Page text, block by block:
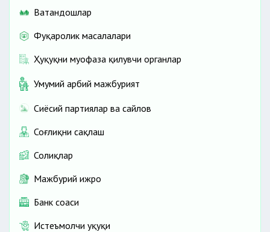
Ватандошлар
Фуқаролик масалалари
Ҳуқуқни муҳофаза қилувчи органлар
Умумий ҳарбий мажбурият
Сиёсий партиялар ва сайлов
Соғлиқни сақлаш
Солиқлар
Мажбурий ижро
Банк соҳаси
Истеъмолчи ҳуқуқи